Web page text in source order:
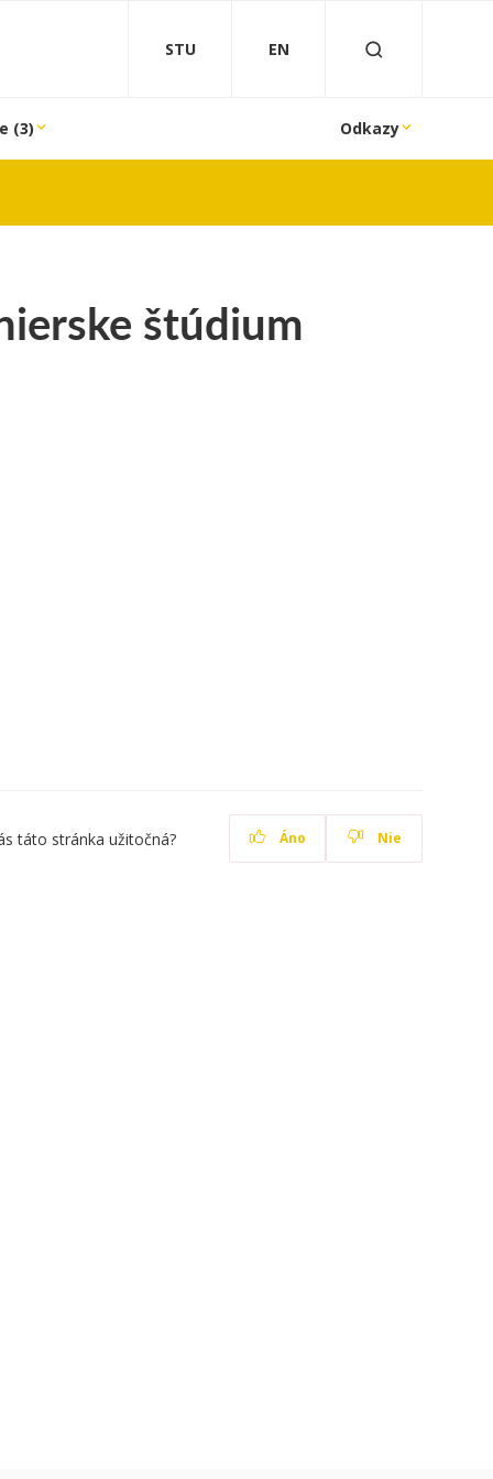
STU EN
(3) Odkazy
štúdium
táto stránka užitočná? Áno Nie